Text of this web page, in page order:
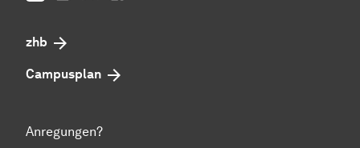
zhb
Campusplan
Anregungen?